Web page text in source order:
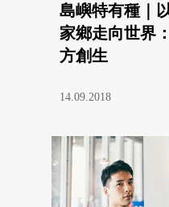
島嶼特有種｜
家鄉走向世界
方創生
14.09.2018